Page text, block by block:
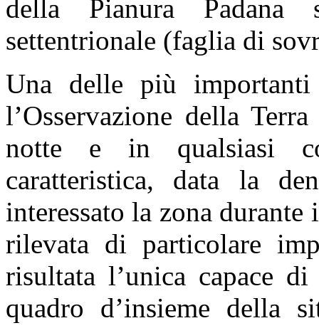
della Pianura
settentrionale (faglia di
Una delle più
l’Osservazione della
notte e in qualsiasi
caratteristica, data la
interessato la zona
rilevata di particolare
risultata l’unica capace
quadro d’insieme della